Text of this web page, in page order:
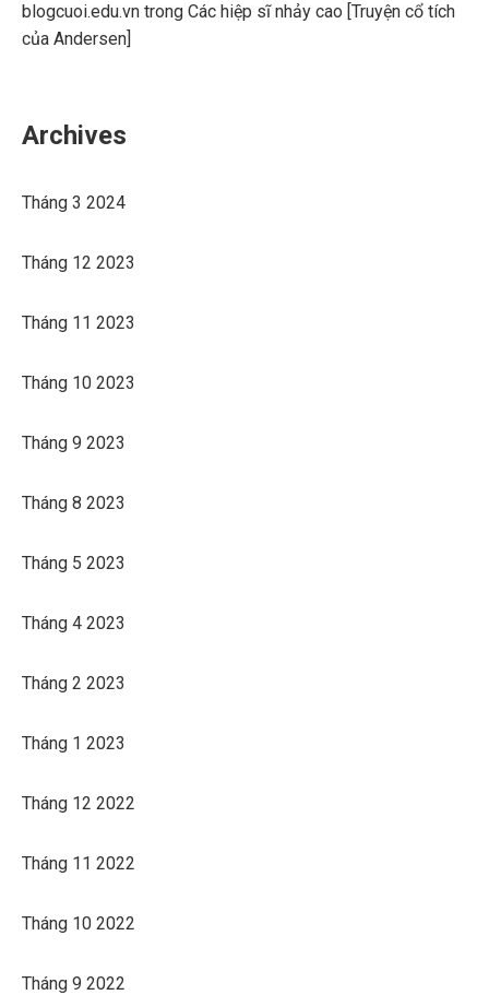
blogcuoi.edu.vn trong Các hiệp sĩ nhảy cao [Truyện cổ tích
của Andersen]
Archives
Tháng 3 2024
Tháng 12 2023
Tháng 11 2023
Tháng 10 2023
Tháng 9 2023
Tháng 8 2023
Tháng 5 2023
Tháng 4 2023
Tháng 2 2023
Tháng 1 2023
Tháng 12 2022
Tháng 11 2022
Tháng 10 2022
Tháng 9 2022